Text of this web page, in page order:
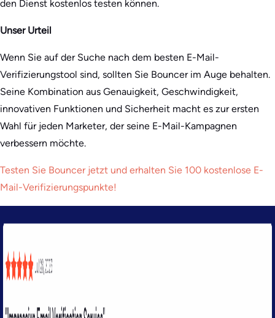
den Dienst kostenlos testen können.
Unser Urteil
Wenn Sie auf der Suche nach dem besten E-Mail-
Verifizierungstool sind, sollten Sie Bouncer im Auge behalten.
Seine Kombination aus Genauigkeit, Geschwindigkeit,
innovativen Funktionen und Sicherheit macht es zur ersten
Wahl für jeden Marketer, der seine E-Mail-Kampagnen
verbessern möchte.
Testen Sie Bouncer jetzt und erhalten Sie 100 kostenlose E-
Mail-Verifizierungspunkte!